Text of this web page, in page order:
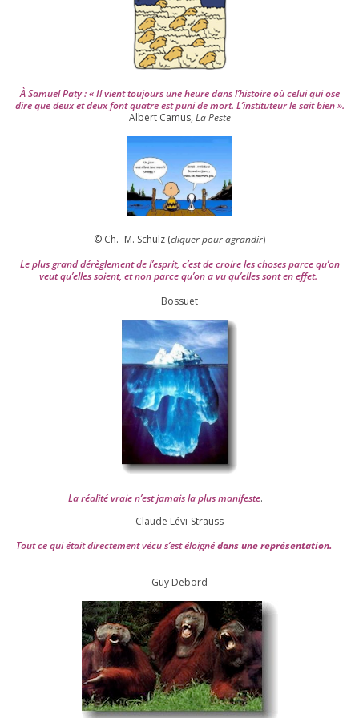
À Samuel Paty : « Il vient tou­jours une heure dans l’his­toire où celui qui ose
dire que deux et deux font quatre est puni de mort. L’instituteur le sait bien ».
Albert Camus, La Peste
© Ch.- M. Schulz (cli­quer pour agran­dir)
Le plus grand dérè­gle­ment de l’es­prit, c’est de croire les choses parce qu’on
veut qu’elles soient, et non parce qu’on a vu qu’elles sont en effet.
Bossuet
La réa­lité vraie n’est jamais la plus mani­feste.
Claude Lévi-Strauss
Tout ce qui était direc­te­ment vécu s’est éloi­gnédans une repré­sen­ta­tion.
Guy Debord